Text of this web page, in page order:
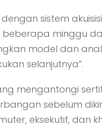
sistem
beberapa minggu
model dan
selanjutnya”.
mengantongi
sebelum
eksekutif, dan